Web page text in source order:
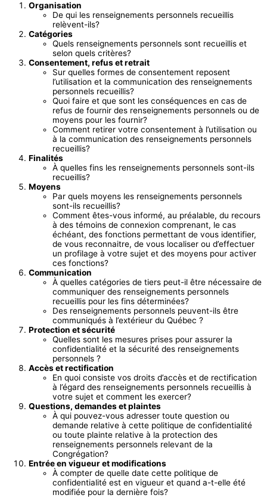
Organisation
De qui les renseignements personnels recueillis
relèvent-ils?
Catégories
Quels renseignements personnels sont recueillis et
selon quels critères?
Consentement, refus et retrait
Sur quelles formes de consentement reposent
l’utilisation et la communication des renseignements
personnels recueillis?
Quoi faire et que sont les conséquences en cas de
refus de fournir des renseignements personnels ou de
moyens pour les fournir?
Comment retirer votre consentement à l’utilisation ou
à la communication des renseignements personnels
recueillis?
Finalités
À quelles fins les renseignements personnels sont-ils
recueillis?
Moyens
Par quels moyens les renseignements personnels
sont-ils recueillis?
Comment êtes-vous informé, au préalable, du recours
à des témoins de connexion comprenant, le cas
échéant, des fonctions permettant de vous identifier,
de vous reconnaitre, de vous localiser ou d’effectuer
un profilage à votre sujet et des moyens pour activer
ces fonctions?
Communication
À quelles catégories de tiers peut-il être nécessaire de
communiquer des renseignements personnels
recueillis pour les fins déterminées?
Des renseignements personnels peuvent-ils être
communiqués à l’extérieur du Québec ?
Protection et sécurité
Quelles sont les mesures prises pour assurer la
confidentialité et la sécurité des renseignements
personnels ?
Accès et rectification
En quoi consiste vos droits d’accès et de rectification
à l’égard des renseignements personnels recueillis à
votre sujet et comment les exercer?
Questions, demandes et plaintes
À qui pouvez-vous adresser toute question ou
demande relative à cette politique de confidentialité
ou toute plainte relative à la protection des
renseignements personnels relevant de la
Congrégation?
Entrée en vigueur et modifications
À compter de quelle date cette politique de
confidentialité est en vigueur et quand a-t-elle été
modifiée pour la dernière fois?